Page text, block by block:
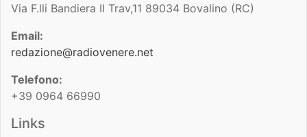
Via F.lli Bandiera II Trav,11 89034 Bovalino (RC)
Email:
redazione@radiovenere.net
Telefono:
+39 0964 66990
Links